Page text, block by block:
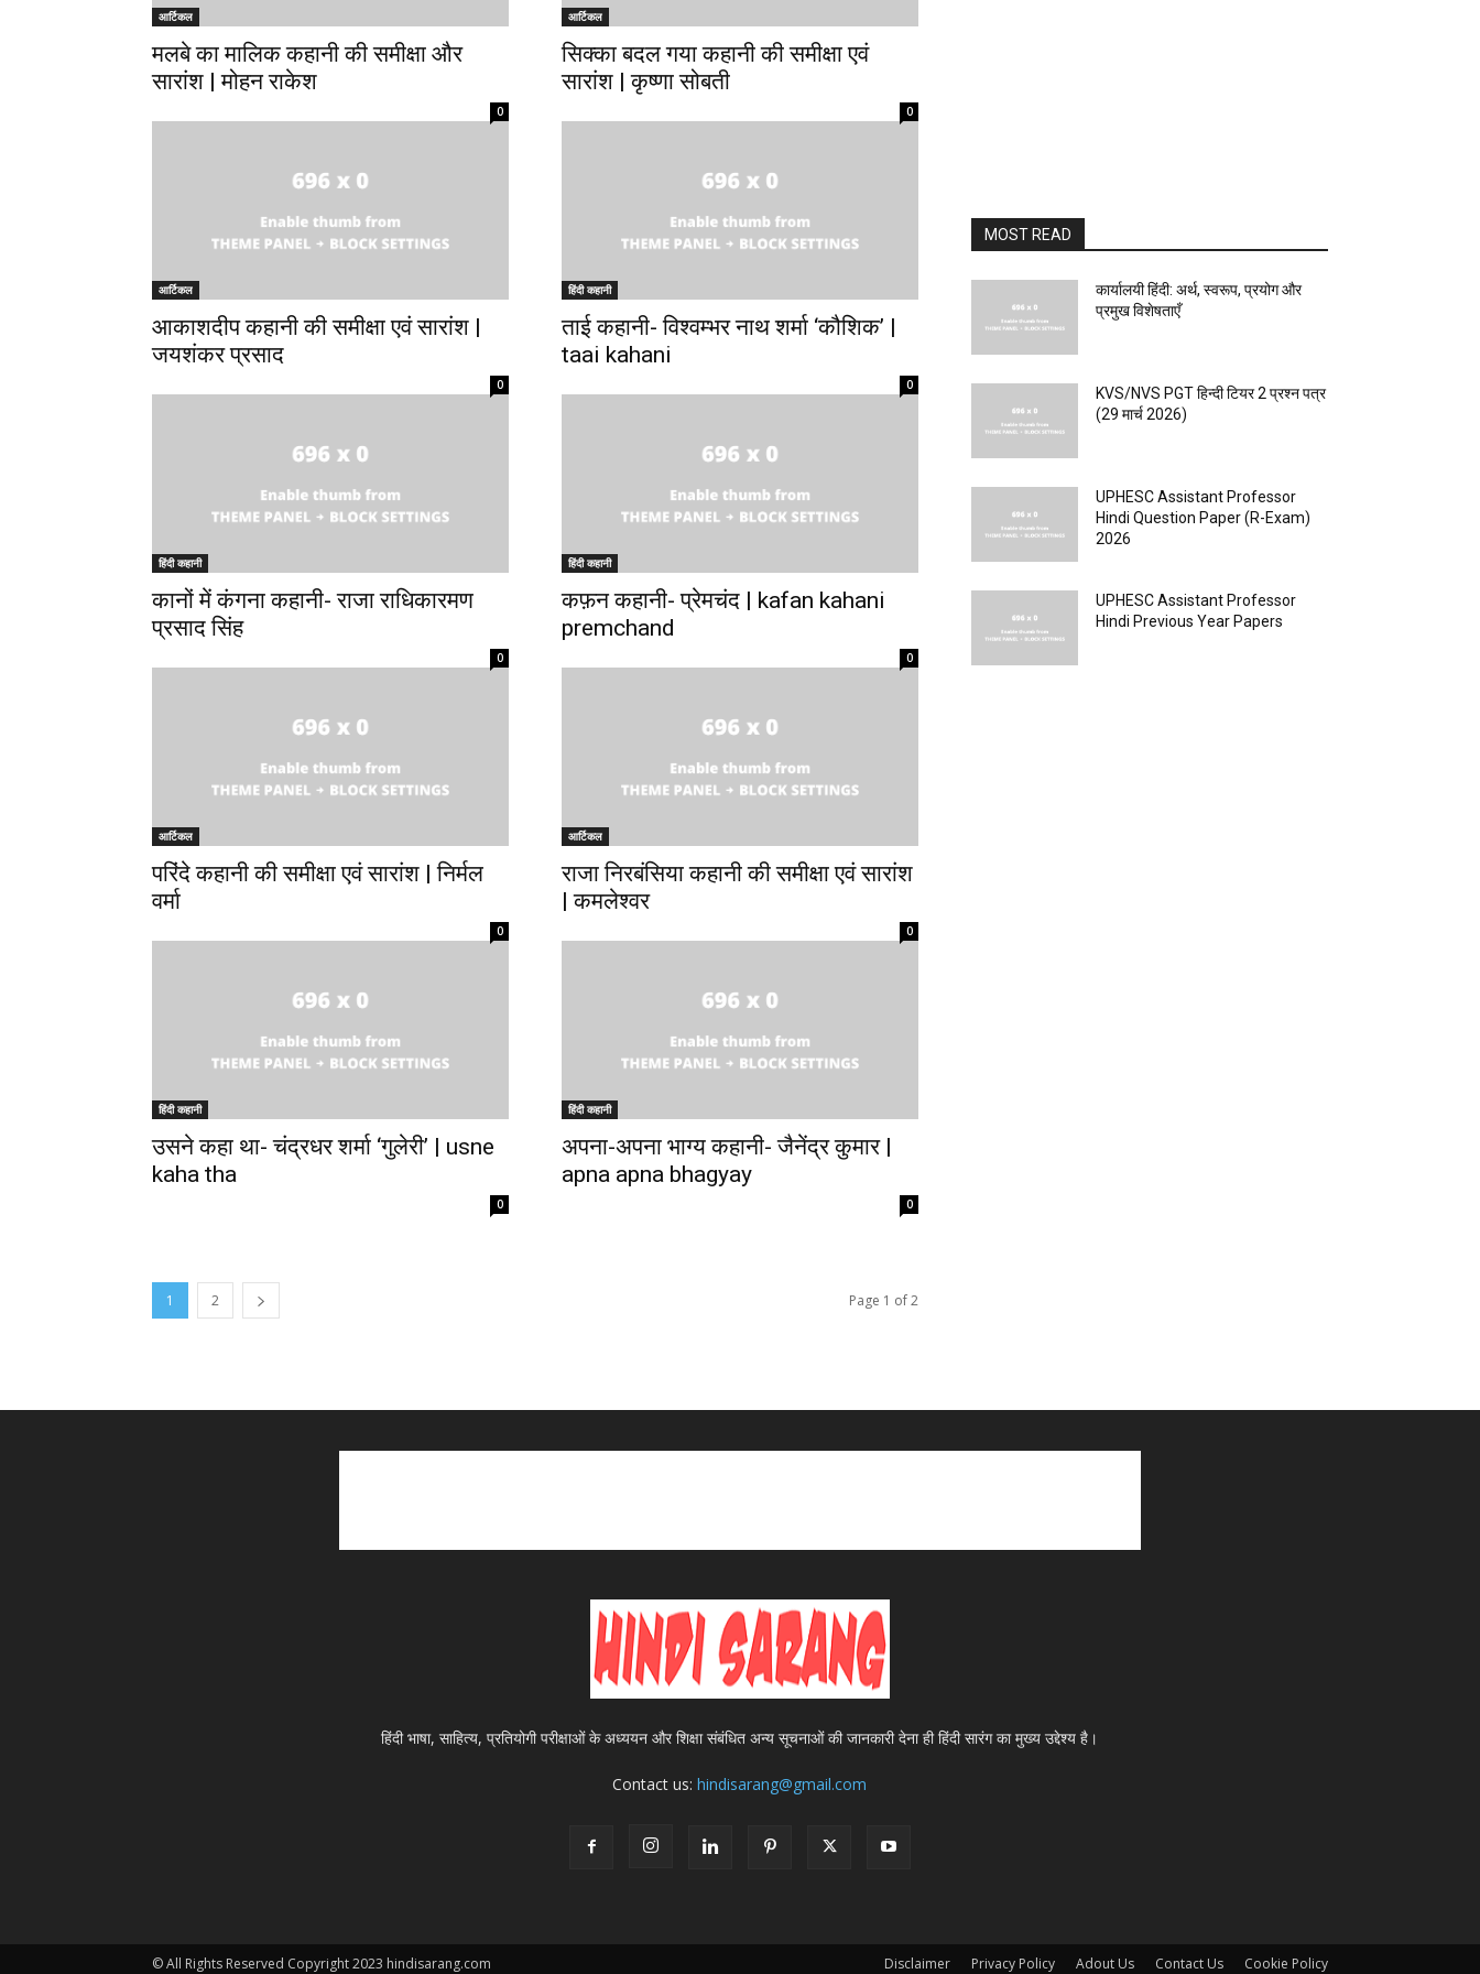
आर्टिकल
मलबे का मालिक कहानी की समीक्षा और
सारांश | मोहन राकेश
0
आर्टिकल
सिक्का बदल गया कहानी की समीक्षा एवं
सारांश | कृष्णा सोबती
0
आर्टिकल
आकाशदीप कहानी की समीक्षा एवं सारांश |
जयशंकर प्रसाद
0
हिंदी कहानी
ताई कहानी- विश्वम्भर नाथ शर्मा ‘कौशिक’ |
taai kahani
0
हिंदी कहानी
कानों में कंगना कहानी- राजा राधिकारमण
प्रसाद सिंह
0
हिंदी कहानी
कफ़न कहानी- प्रेमचंद | kafan kahani
premchand
0
आर्टिकल
परिंदे कहानी की समीक्षा एवं सारांश | निर्मल
वर्मा
0
आर्टिकल
राजा निरबंसिया कहानी की समीक्षा एवं सारांश
| कमलेश्वर
0
हिंदी कहानी
उसने कहा था- चंद्रधर शर्मा ‘गुलेरी’ | usne
kaha tha
0
हिंदी कहानी
अपना-अपना भाग्य कहानी- जैनेंद्र कुमार |
apna apna bhagyay
0
1 2 Page 1 of 2
MOST READ
कार्यालयी हिंदी: अर्थ, स्वरूप, प्रयोग और
प्रमुख विशेषताएँ
KVS/NVS PGT हिन्दी टियर 2 प्रश्न पत्र
(29 मार्च 2026)
UPHESC Assistant Professor
Hindi Question Paper (R-Exam)
2026
UPHESC Assistant Professor
Hindi Previous Year Papers
हिंदी भाषा, साहित्य, प्रतियोगी परीक्षाओं के अध्ययन और शिक्षा संबंधित अन्य सूचनाओं की जानकारी देना ही हिंदी सारंग का मुख्य उद्देश्य है।
Contact us:hindisarang@gmail.com
Disclaimer Privacy Policy Adout Us Contact Us Cookie Policy
© All Rights Reserved Copyright 2023 hindisarang.com